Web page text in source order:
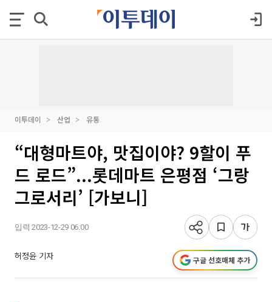
이투데이 산업 유통
“대형마트야, 맛집이야? 9할이 푸
드 로드”...롯데마트 은평점 ‘그랑
그로서리’ [가보니]
입력 2023-12-29 06:00
허정윤 기자 구글 선호매체 추가